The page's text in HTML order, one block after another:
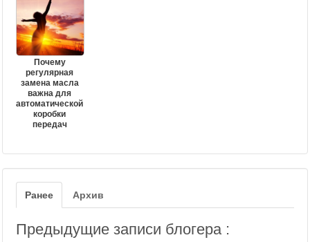
Почему
регулярная
замена масла
важна для
автоматической
коробки
передач
Ранее Архив
Предыдущие записи блогера :